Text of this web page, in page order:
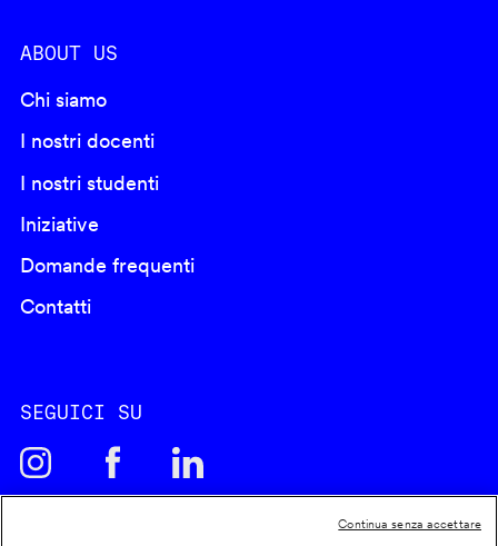
ABOUT US
Chi siamo
I nostri docenti
I nostri studenti
Iniziative
Domande frequenti
Contatti
SEGUICI SU
Continua senza accettare